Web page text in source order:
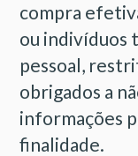
compra
ou indivíduos
pessoal,
obrigados a
informações
finalidade.